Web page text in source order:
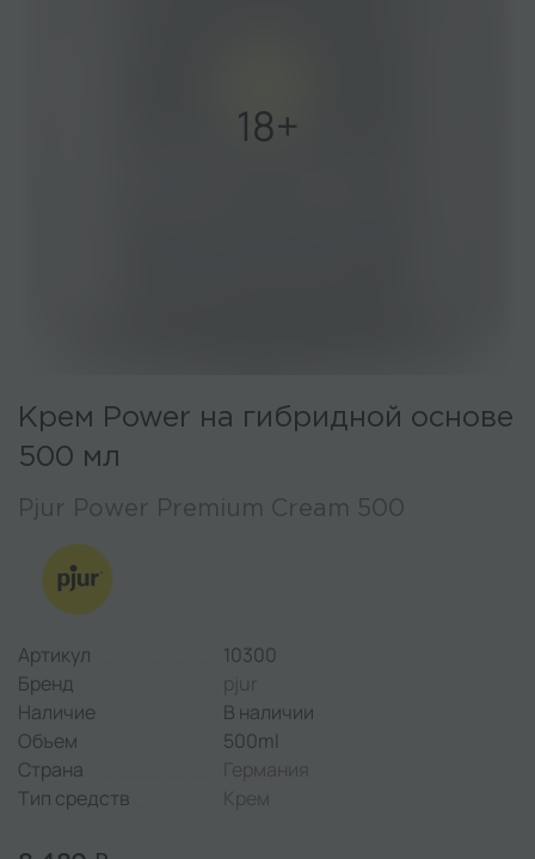
Крем Power на гибридной основе
500 мл
Pjur Power Premium Cream 500
Артикул
10300
Бренд
pjur
Наличие
В наличии
Объем
500ml
Страна
Германия
Тип средств
Крем